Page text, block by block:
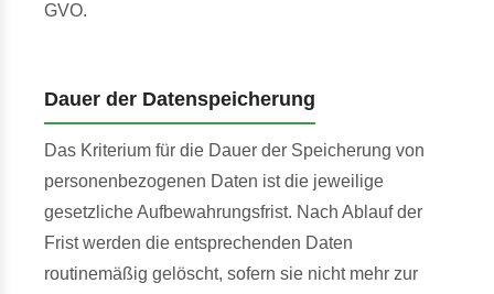
GVO.
Dauer der Datenspeicherung
Das Kriterium für die Dauer der Speicherung von
personenbezogenen Daten ist die jeweilige
gesetzliche Aufbewahrungsfrist. Nach Ablauf der
Frist werden die entsprechenden Daten
routinemäßig gelöscht, sofern sie nicht mehr zur